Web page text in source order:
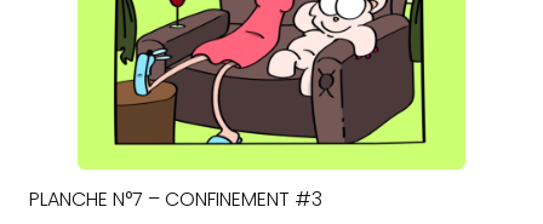
PLANCHE N°7 – CONFINEMENT #3